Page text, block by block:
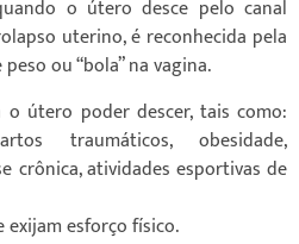
o útero desce pelo canal
uterino, é reconhecida pela
ou “bola” na vagina.
o útero poder descer, tais como:
traumáticos, obesidade,
crônica, atividades esportivas de
esforço físico.